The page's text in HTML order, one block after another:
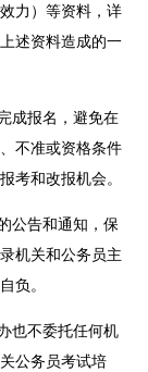
力）等资料，详
述资料造成的一
成报名，避免在
不准或资格条件
考和改报机会。
公告和通知，保
机关和公务员主
负。
也不委托任何机
公务员考试培